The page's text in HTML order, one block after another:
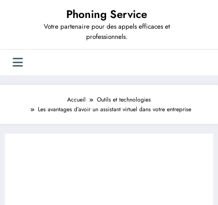
Phoning Service
Votre partenaire pour des appels efficaces et
professionnels.
Accueil
Outils et technologies
Les avantages d’avoir un assistant virtuel dans votre entreprise